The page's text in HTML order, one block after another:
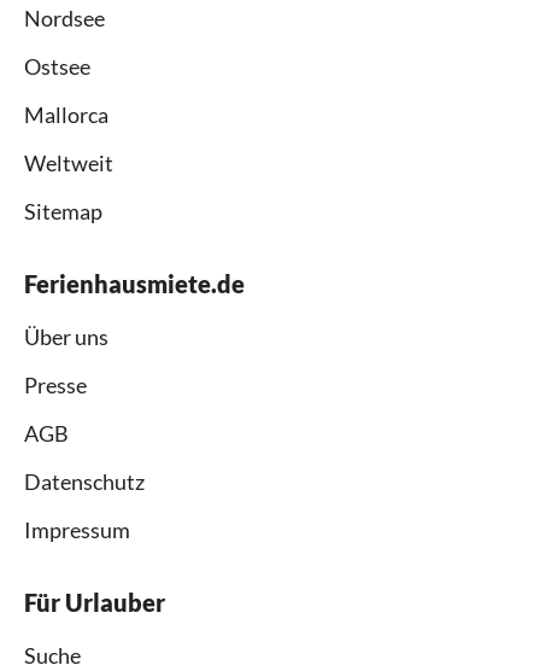
Nordsee
Ostsee
Mallorca
Weltweit
Sitemap
Ferienhausmiete.de
Über uns
Presse
AGB
Datenschutz
Impressum
Für Urlauber
Suche